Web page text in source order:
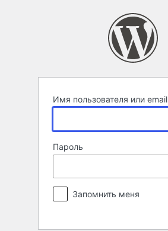
Имя пользователя или email
Пароль
Запомнить меня